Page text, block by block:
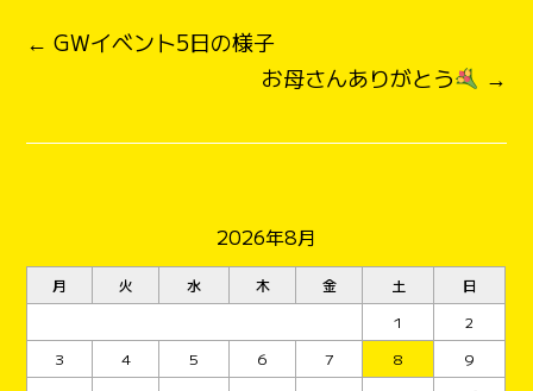
← GWイベント5日の様子
お母さんありがとう
→
2026年8月
月 火 水 木 金 土
日
1
2
3
4 5 6 7 8
9